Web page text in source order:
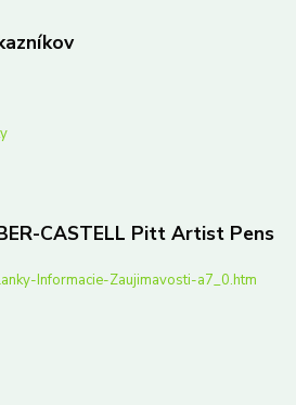
CASTELL Pitt Artist Pens
Informacie-Zaujimavosti-a7_0.htm